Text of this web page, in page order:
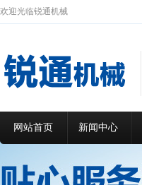
欢迎光临锐通机械
网站首页 新闻中心